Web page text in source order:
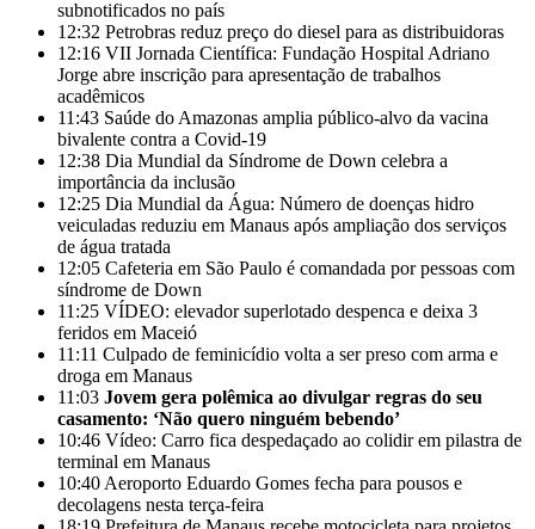
subnotificados no país
12:32 Petrobras reduz preço do diesel para as distribuidoras
12:16 VII Jornada Científica: Fundação Hospital Adriano
Jorge abre inscrição para apresentação de trabalhos
acadêmicos
11:43 Saúde do Amazonas amplia público-alvo da vacina
bivalente contra a Covid-19
12:38 Dia Mundial da Síndrome de Down celebra a
importância da inclusão
12:25 Dia Mundial da Água: Número de doenças hidro
veiculadas reduziu em Manaus após ampliação dos serviços
de água tratada
12:05 Cafeteria em São Paulo é comandada por pessoas com
síndrome de Down
11:25 VÍDEO: elevador superlotado despenca e deixa 3
feridos em Maceió
11:11 Culpado de feminicídio volta a ser preso com arma e
droga em Manaus
11:03 Jovem gera polêmica ao divulgar regras do seu
casamento: ‘Não quero ninguém bebendo’
10:46 Vídeo: Carro fica despedaçado ao colidir em pilastra de
terminal em Manaus
10:40 Aeroporto Eduardo Gomes fecha para pousos e
decolagens nesta terça-feira